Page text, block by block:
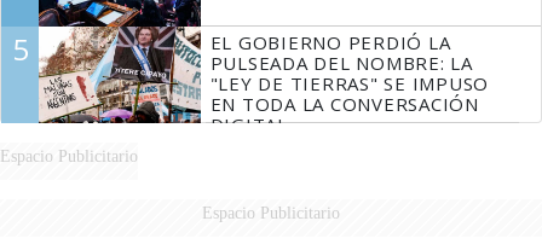
5
EL GOBIERNO PERDIÓ LA
PULSEADA DEL NOMBRE: LA
"LEY DE TIERRAS" SE IMPUSO
EN TODA LA CONVERSACIÓN
DIGITAL
Espacio Publicitario
Espacio Publicitario